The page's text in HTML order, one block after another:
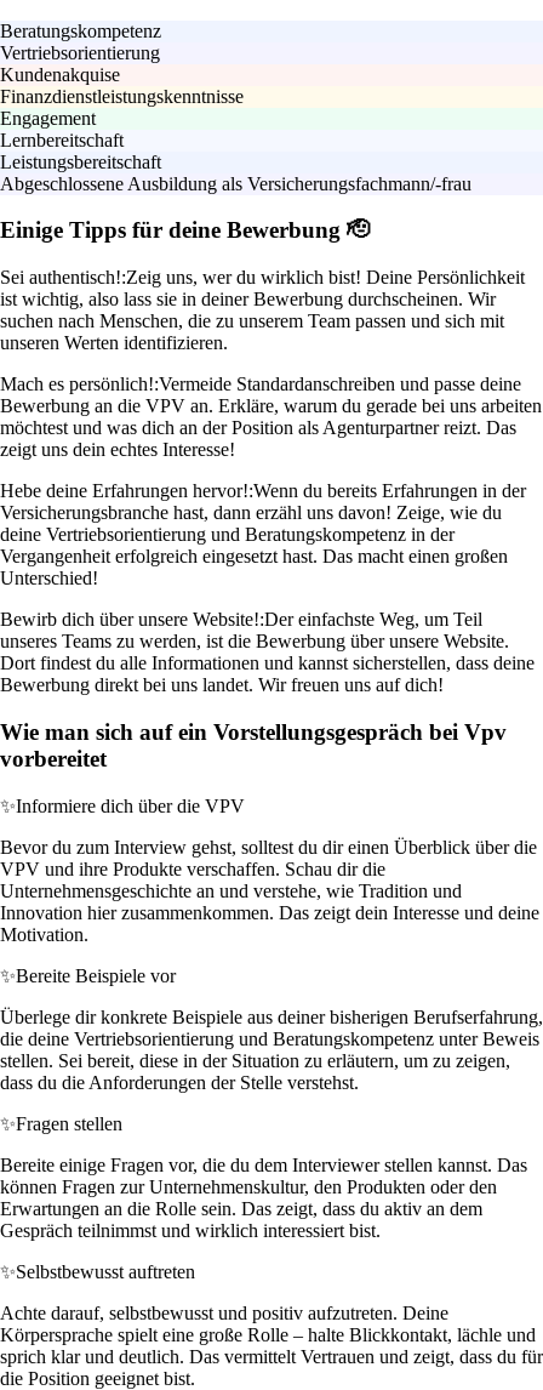
Beratungskompetenz
Vertriebsorientierung
Kundenakquise
Finanzdienstleistungskenntnisse
Engagement
Lernbereitschaft
Leistungsbereitschaft
Abgeschlossene Ausbildung als Versicherungsfachmann/-frau
Einige Tipps für deine Bewerbung 🫡
Sei authentisch!:Zeig uns, wer du wirklich bist! Deine Persönlichkeit
ist wichtig, also lass sie in deiner Bewerbung durchscheinen. Wir
suchen nach Menschen, die zu unserem Team passen und sich mit
unseren Werten identifizieren.
Mach es persönlich!:Vermeide Standardanschreiben und passe deine
Bewerbung an die VPV an. Erkläre, warum du gerade bei uns arbeiten
möchtest und was dich an der Position als Agenturpartner reizt. Das
zeigt uns dein echtes Interesse!
Hebe deine Erfahrungen hervor!:Wenn du bereits Erfahrungen in der
Versicherungsbranche hast, dann erzähl uns davon! Zeige, wie du
deine Vertriebsorientierung und Beratungskompetenz in der
Vergangenheit erfolgreich eingesetzt hast. Das macht einen großen
Unterschied!
Bewirb dich über unsere Website!:Der einfachste Weg, um Teil
unseres Teams zu werden, ist die Bewerbung über unsere Website.
Dort findest du alle Informationen und kannst sicherstellen, dass deine
Bewerbung direkt bei uns landet. Wir freuen uns auf dich!
Wie man sich auf ein Vorstellungsgespräch bei Vpv
vorbereitet
✨Informiere dich über die VPV
Bevor du zum Interview gehst, solltest du dir einen Überblick über die
VPV und ihre Produkte verschaffen. Schau dir die
Unternehmensgeschichte an und verstehe, wie Tradition und
Innovation hier zusammenkommen. Das zeigt dein Interesse und deine
Motivation.
✨Bereite Beispiele vor
Überlege dir konkrete Beispiele aus deiner bisherigen Berufserfahrung,
die deine Vertriebsorientierung und Beratungskompetenz unter Beweis
stellen. Sei bereit, diese in der Situation zu erläutern, um zu zeigen,
dass du die Anforderungen der Stelle verstehst.
✨Fragen stellen
Bereite einige Fragen vor, die du dem Interviewer stellen kannst. Das
können Fragen zur Unternehmenskultur, den Produkten oder den
Erwartungen an die Rolle sein. Das zeigt, dass du aktiv an dem
Gespräch teilnimmst und wirklich interessiert bist.
✨Selbstbewusst auftreten
Achte darauf, selbstbewusst und positiv aufzutreten. Deine
Körpersprache spielt eine große Rolle – halte Blickkontakt, lächle und
sprich klar und deutlich. Das vermittelt Vertrauen und zeigt, dass du für
die Position geeignet bist.